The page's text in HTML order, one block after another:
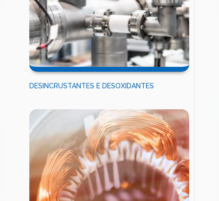
DESINCRUSTANTES E DESOXIDANTES